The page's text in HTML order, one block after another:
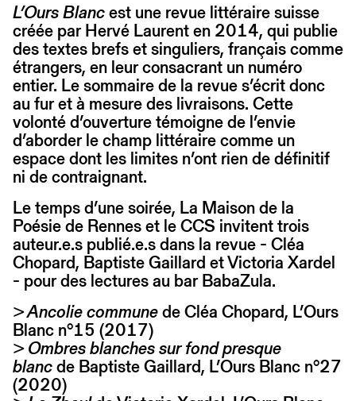
L’Ours Blancest une revue littéraire suisse
créée par Hervé Laurent en 2014, qui publie
des textes brefs et singuliers, français comme
étrangers, en leur consacrant un numéro
entier. Le sommaire de la revue s’écrit donc
au fur et à mesure des livraisons. Cette
volonté d’ouverture témoigne de l’envie
d’aborder le champ littéraire comme un
espace dont les limites n’ont rien de définitif
ni de contraignant.
Le temps d’une soirée, La Maison de la
Poésie de Rennes et le CCS invitent trois
auteur.e.s publié.e.s dans la revue - Cléa
Chopard, Baptiste Gaillard et Victoria Xardel
- pour des lectures au bar BabaZula.
> Ancolie communede Cléa Chopard, L’Ours
Blanc n°15 (2017)
> Ombres blanches sur fond presque
blancde Baptiste Gaillard, L’Ours Blanc n°27
(2020)